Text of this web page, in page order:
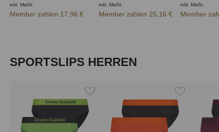
inkl. MwSt.
Member zahlen 17,96 €
inkl. MwSt.
Member zahlen 25,16 €
inkl. MwSt.
Member
Produktgalerie überspringen
SPORTSLIPS HERREN